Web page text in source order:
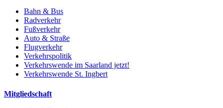
Bahn & Bus
Radverkehr
Fußverkehr
Auto & Straße
Flugverkehr
Verkehrspolitik
Verkehrswende im Saarland jetzt!
Verkehrswende St. Ingbert
Mitgliedschaft